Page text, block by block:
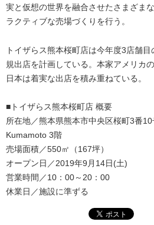
実と仮想の世界を融合させたさまざま
ラクティブな売場づくりを行う。
トイザらス熊本桜町店は今年度3店舗
規出店を計画している。本家アメリカ
日本は着実な出店を積み重ねている。
■トイザらス熊本桜町店 概要
所在地／熊本県熊本市中央区桜町3番
Kumamoto 3階
売場面積／550㎡（167坪）
オープン日／2019年9月14日(土)
営業時間／10：00～20：00
休業日／施設に準ずる